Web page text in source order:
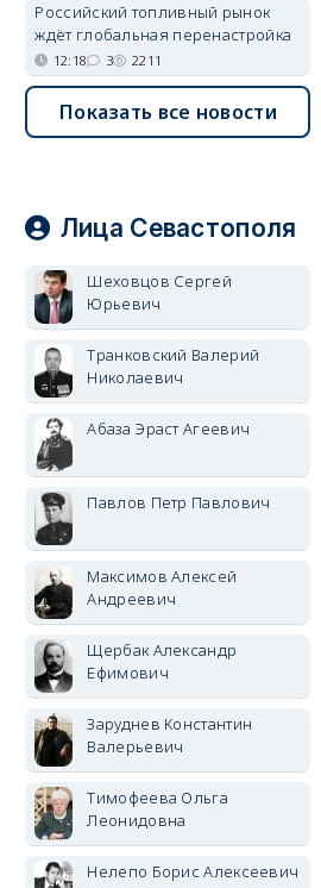
Российский топливный рынок
ждёт глобальная перенастройка
12:18 3 2211
Показать все новости
Лица Севастополя
Шеховцов Сергей
Юрьевич
Транковский Валерий
Николаевич
Абаза Эраст Агеевич
Павлов Петр Павлович
Максимов Алексей
Андреевич
Щербак Александр
Ефимович
Заруднев Константин
Валерьевич
Тимофеева Ольга
Леонидовна
Нелепо Борис Алексеевич